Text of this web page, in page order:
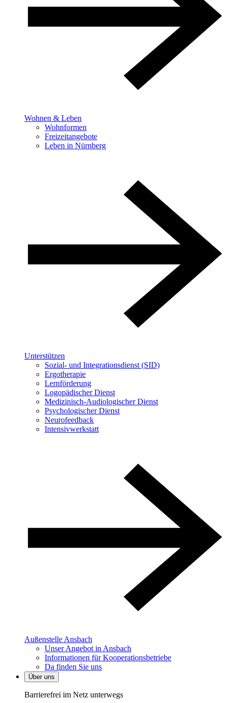
Wohnen & Leben
Wohnformen
Freizeitangebote
Leben in Nürnberg
Unterstützen
Sozial- und Integrationsdienst (SID)
Ergotherapie
Lernförderung
Logopädischer Dienst
Medizinisch-Audiologischer Dienst
Psychologischer Dienst
Neurofeedback
Intensivwerkstatt
Außenstelle Ansbach
Unser Angebot in Ansbach
Informationen für Kooperationsbetriebe
Da finden Sie uns
Über uns
Barrierefrei im Netz unterwegs